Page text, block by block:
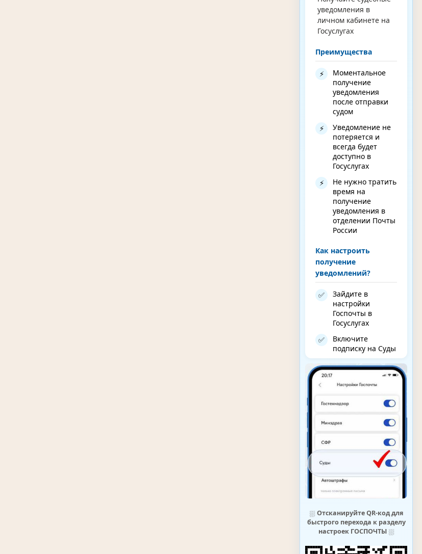
уведомления в
личном кабинете на
Госуслугах
Преимущества
⚡
Моментальное
получение
уведомления
после отправки
судом
⚡
Уведомление не
потеряется и
всегда будет
доступно в
Госуслугах
⚡
Не нужно тратить
время на
получение
уведомления в
отделении Почты
России
Как настроить
получение
уведомлений?
✅
Зайдите в
настройки
Госпочты в
Госуслугах
✅
Включите
подписку на Суды
⛆ Отсканируйте QR-код для
быстрого перехода к разделу
настроек ГОСПОЧТЫ⛆